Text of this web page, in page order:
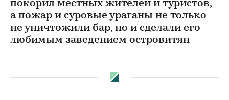
покорил местных жителей и туристов,
а пожар и суровые ураганы не только
не уничтожили бар, но и сделали его
любимым заведением островитян